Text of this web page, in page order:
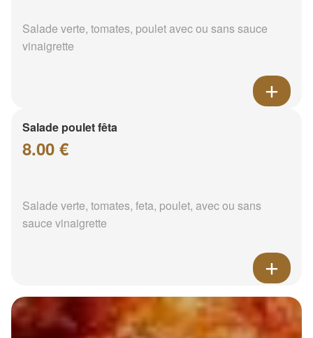
Salade verte, tomates, poulet avec ou sans sauce
vinaigrette
Salade poulet fêta
8.00 €
Salade verte, tomates, feta, poulet, avec ou sans
sauce vinaigrette